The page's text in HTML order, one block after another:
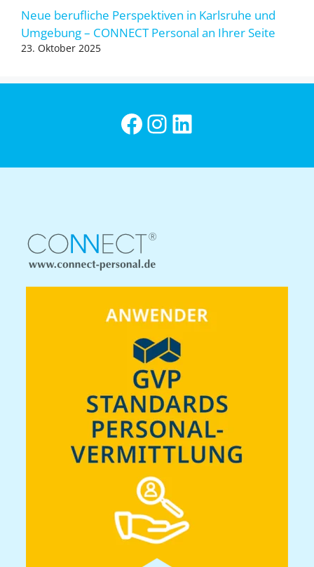
Neue berufliche Perspektiven in Karlsruhe und
Umgebung – CONNECT Personal an Ihrer Seite
23. Oktober 2025
CONNECT Personal bei Facebook
Instagram
CONNECT Personal bei LinkedIn